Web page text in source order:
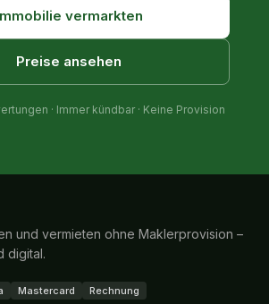
vermarkten
Preise ansehen
· Immer kündbar · Keine Provision
und vermieten ohne Maklerprovision –
digital.
Mastercard Rechnung